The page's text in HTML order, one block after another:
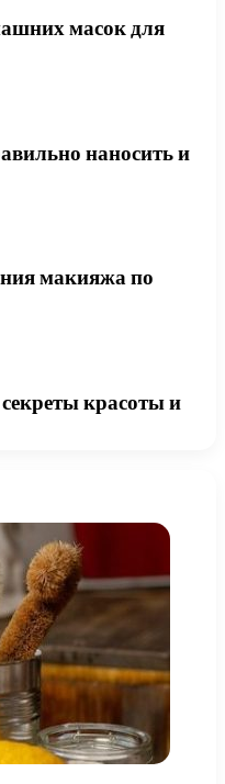
масок для
наносить и
макияжа по
красоты и